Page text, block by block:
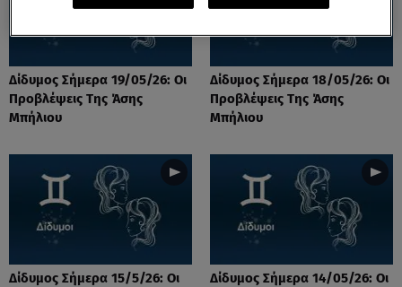
Δίδυμος Σήμερα 19/05/26: Οι
Προβλέψεις Της Άσης
Μπήλιου
Δίδυμος Σήμερα 18/05/26: Οι
Προβλέψεις Της Άσης
Μπήλιου
Δίδυμος Σήμερα 15/5/26: Οι
Δίδυμος Σήμερα 14/05/26: Οι